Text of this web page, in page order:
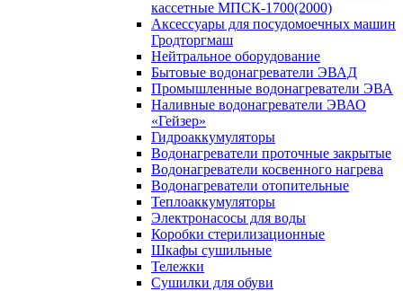
кассетные МПСК-1700(2000)
Аксессуары для посудомоечных машин
Гродторгмаш
Нейтральное оборудование
Бытовые водонагреватели ЭВАД
Промышленные водонагреватели ЭВА
Наливные водонагреватели ЭВАО
«Гейзер»
Гидроаккумуляторы
Водонагреватели проточные закрытые
Водонагреватели косвенного нагрева
Водонагреватели отопительные
Теплоаккумуляторы
Электронасосы для воды
Коробки стерилизационные
Шкафы сушильные
Тележки
Сушилки для обуви